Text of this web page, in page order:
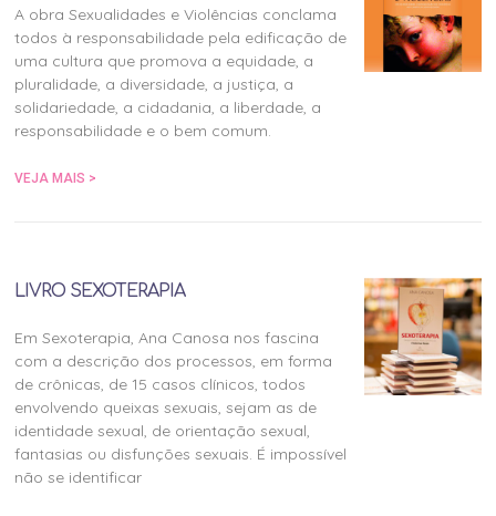
A obra Sexualidades e Violências conclama
todos à responsabilidade pela edificação de
uma cultura que promova a equidade, a
pluralidade, a diversidade, a justiça, a
solidariedade, a cidadania, a liberdade, a
responsabilidade e o bem comum.
VEJA MAIS >
LIVRO SEXOTERAPIA
Em Sexoterapia, Ana Canosa nos fascina
com a descrição dos processos, em forma
de crônicas, de 15 casos clínicos, todos
envolvendo queixas sexuais, sejam as de
identidade sexual, de orientação sexual,
fantasias ou disfunções sexuais. É impossível
não se identificar